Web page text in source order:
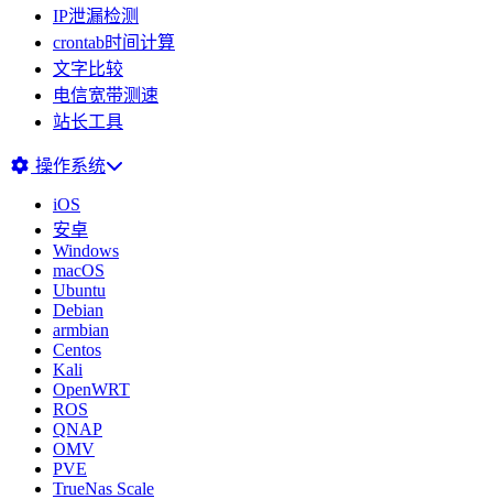
IP泄漏检测
crontab时间计算
文字比较
电信宽带测速
站长工具
操作系统
iOS
安卓
Windows
macOS
Ubuntu
Debian
armbian
Centos
Kali
OpenWRT
ROS
QNAP
OMV
PVE
TrueNas Scale